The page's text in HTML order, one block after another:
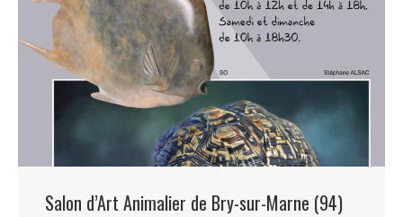
Salon d’Art Animalier de Bry-sur-Marne (94)